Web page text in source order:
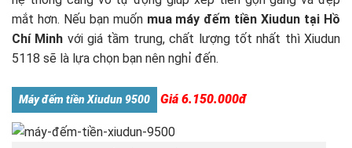
mắt hơn. Nếu bạn muốn mua máy đếm tiền Xiudun tại Hồ
Chí Minh với giá tầm trung, chất lượng tốt nhất thì Xiudun
5118 sẽ là lựa chọn bạn nên nghỉ đến.
Máy đếm tiền Xiudun 9500 Giá 6.150.000đ